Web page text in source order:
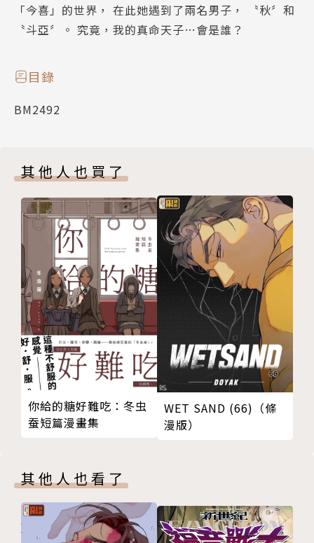
「今喜」的世界， 在此她遇到了兩名男子， 〝秋〞和
〝斗亞〞。 究竟，我的真命天子…會是誰？
目錄
BM2492
其他人也買了
你給的糖好難吃：冬虫
蚕短篇漫畫集
WET SAND (66)（條
漫版）
其他人也看了